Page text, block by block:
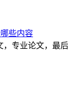
些内容
专业论文，最